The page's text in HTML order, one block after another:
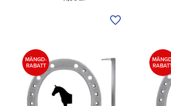
Tilføj til ønskeliste
MÄNGD-
RABATT